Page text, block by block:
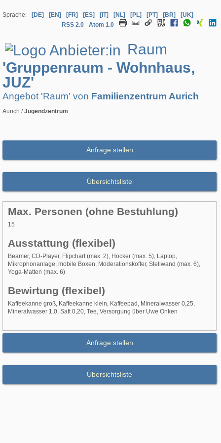
Sprache: [DE] [EN] [FR] [ES] [IT] [NL] [PL] [PT] [BR]
[UK]
RSS 2.0
Atom 1.0
Raum
'Gruppenraum - Wohnhaus,
JUZ'
Angebot 'Raum' von Familienzentrum Aurich
Aurich /Jugendzentrum
Anfrage stellen
Übersichtsliste
Max. Personen (ohne Bestuhlung)
15
Ausstattung (flexibel)
Beamer, CD-Player, Flipchart (max. 2), Hocker (max. 5), Laptop,
Mikrophonanlage, mobile Boxen, Moderationskoffer, Stellwand (max. 6),
Yoga-Matten (max. 6)
Bewirtung (flexibel)
Kaffeekanne groß, Kaffeekanne klein, Kaffeepad, Mineralwasser 0,25,
Mineralwasser 1,0, Saft 0,20, Tee, Versorgung über Uwe Onken
Anfrage stellen
Übersichtsliste